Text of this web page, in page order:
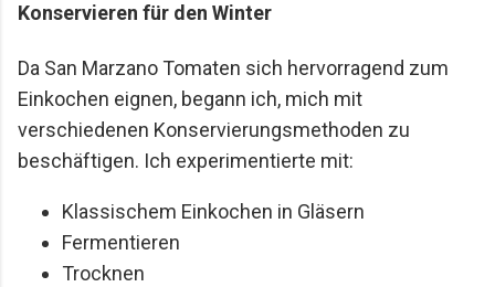
Konservieren für den Winter
Da San Marzano Tomaten sich hervorragend zum
Einkochen eignen, begann ich, mich mit
verschiedenen Konservierungsmethoden zu
beschäftigen. Ich experimentierte mit:
Klassischem Einkochen in Gläsern
Fermentieren
Trocknen